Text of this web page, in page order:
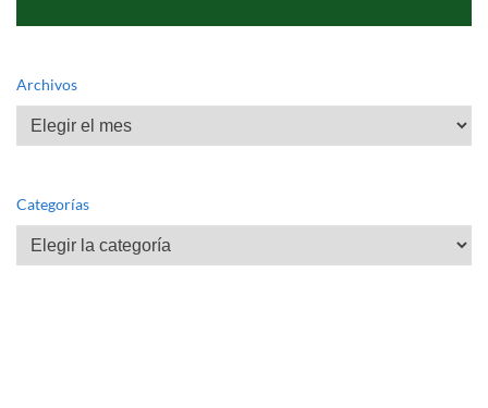
Archivos
Archivos
Categorías
Categorías